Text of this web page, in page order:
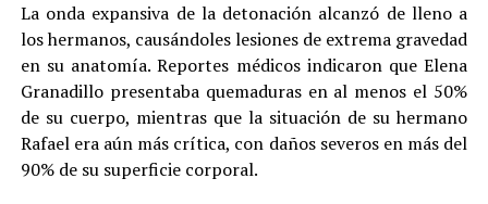
La onda expansiva de la detonación alcanzó de lleno a
los hermanos, causándoles lesiones de extrema gravedad
en su anatomía. Reportes médicos indicaron que Elena
Granadillo presentaba quemaduras en al menos el 50%
de su cuerpo, mientras que la situación de su hermano
Rafael era aún más crítica, con daños severos en más del
90% de su superficie corporal.